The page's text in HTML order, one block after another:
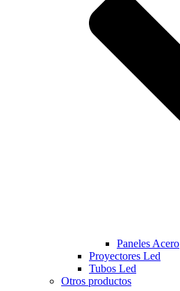
Paneles Acero
Proyectores Led
Tubos Led
Otros productos